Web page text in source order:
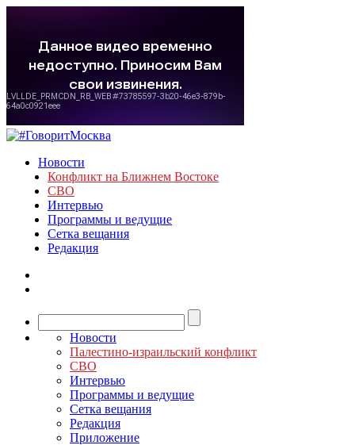
Новости
Конфликт на Ближнем Востоке
СВО
Интервью
Программы и ведущие
Сетка вещания
Редакция
Новости
Палестино-израильский конфликт
СВО
Интервью
Программы и ведущие
Сетка вещания
Редакция
Приложение